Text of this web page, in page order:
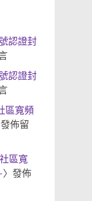
認證封
認證封
區寬頻
佈留
區寬
〉發佈